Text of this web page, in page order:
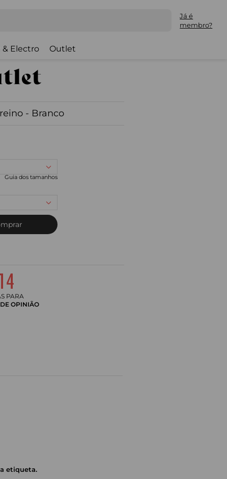
Já é
membro?
& Electro Outlet
- Branco
Guia dos tamanhos
PARA
OPINIÃO
etiqueta.